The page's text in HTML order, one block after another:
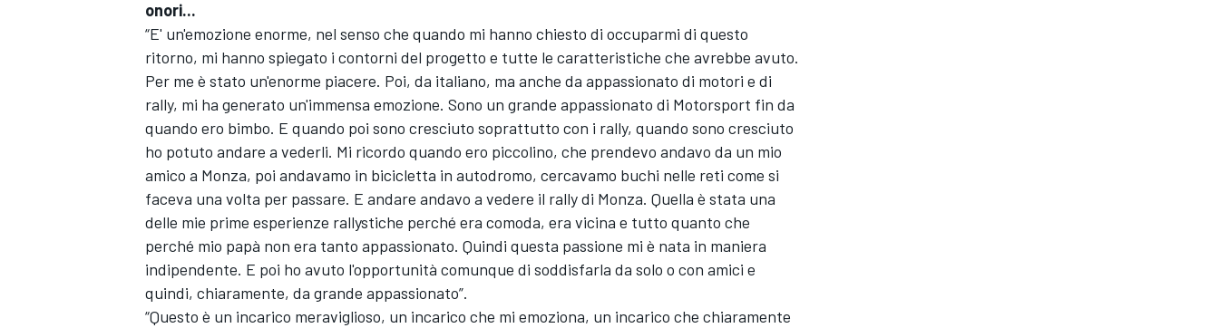
onori...
“E' un'emozione enorme, nel senso che quando mi hanno chiesto di occuparmi di questo
ritorno, mi hanno spiegato i contorni del progetto e tutte le caratteristiche che avrebbe avuto.
Per me è stato un'enorme piacere. Poi, da italiano, ma anche da appassionato di motori e di
rally, mi ha generato un'immensa emozione. Sono un grande appassionato di Motorsport fin da
quando ero bimbo. E quando poi sono cresciuto soprattutto con i rally, quando sono cresciuto
ho potuto andare a vederli. Mi ricordo quando ero piccolino, che prendevo andavo da un mio
amico a Monza, poi andavamo in bicicletta in autodromo, cercavamo buchi nelle reti come si
faceva una volta per passare. E andare andavo a vedere il rally di Monza. Quella è stata una
delle mie prime esperienze rallystiche perché era comoda, era vicina e tutto quanto che
perché mio papà non era tanto appassionato. Quindi questa passione mi è nata in maniera
indipendente. E poi ho avuto l'opportunità comunque di soddisfarla da solo o con amici e
quindi, chiaramente, da grande appassionato”.
“Questo è un incarico meraviglioso, un incarico che mi emoziona, un incarico che chiaramente